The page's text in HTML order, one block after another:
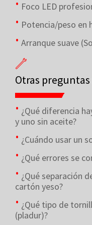
Foco LED
Potencia/peso en
Arranque suave
Otras
¿Qué diferencia
y uno sin aceite?
¿Cuándo usar un
¿Qué errores se
¿Qué separación
cartón yeso?
¿Qué tipo de
(pladur)?